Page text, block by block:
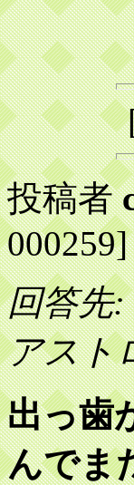
投稿者
000259]
回答先:
アスト
出っ歯
んでま